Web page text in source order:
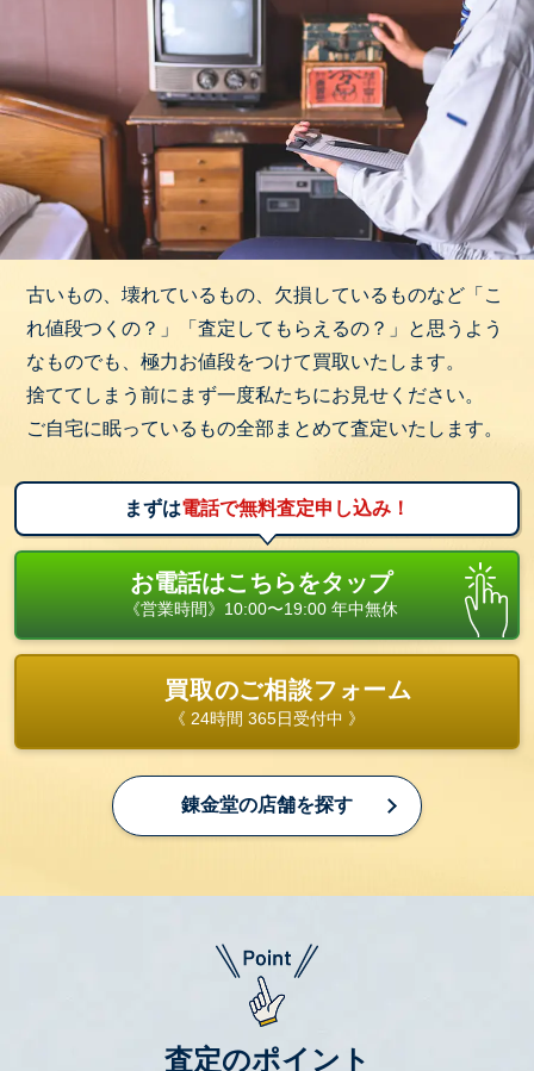
古いもの、壊れているもの、欠損しているものなど「こ
れ値段つくの？」「査定してもらえるの？」と思うよう
なものでも、極力お値段をつけて買取いたします。
捨ててしまう前にまず一度私たちにお見せください。
ご自宅に眠っているもの全部まとめて査定いたします。
まずは電話で無料査定申し込み！
お電話はこちらをタップ
《営業時間》10:00〜19:00 年中無休
買取のご相談フォーム
《 24時間 365日受付中 》
錬金堂の店舗を探す
査定のポイント